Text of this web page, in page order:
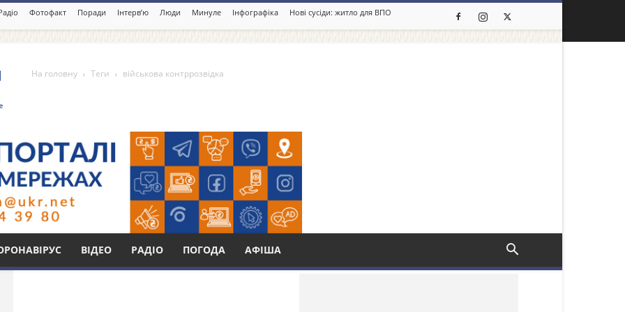
Фотофакт Поради Інтерв’ю Люди Минуле Інфографіка Нові сусіди: житло для ВПО
ВІДЕО РАДІО ПОГОДА АФІША
На головну Теги військова контррозвідка